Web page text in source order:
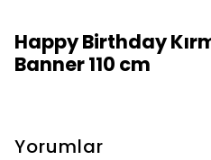
Happy Birthday
Banner 110 cm
Yorumlar